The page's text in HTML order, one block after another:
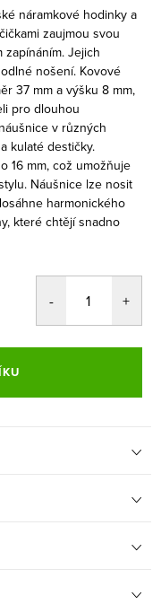
náramkové hodinky a
zaujmou svou
zapínáním. Jejich
nošení. Kovové
37 mm a výšku 8 mm,
pro dlouhou
v různých
kulaté destičky.
16 mm, což umožňuje
Náušnice lze nosit
harmonického
které chtějí snadno